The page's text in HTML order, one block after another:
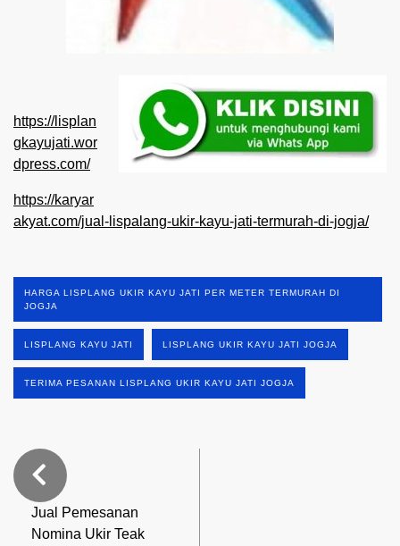
https://lisplan
gkayujati.wor
dpress.com/
https://karyar
akyat.com/jual-lispalang-ukir-kayu-jati-termurah-di-jogja/
HARGA LISPLANG UKIR KAYU JATI PER METER TERMURAH DI
JOGJA
LISPLANG KAYU JATI LISPLANG UKIR KAYU JATI JOGJA
TERIMA PESANAN LISPLANG UKIR KAYU JATI JOGJA
Jual Pemesanan
Nomina Ukir Teak